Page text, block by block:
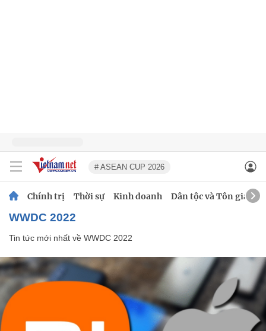
# ASEAN CUP 2026
Chính trị Thời sự Kinh doanh Dân tộc và Tôn giáo
WWDC 2022
Tin tức mới nhất về WWDC 2022